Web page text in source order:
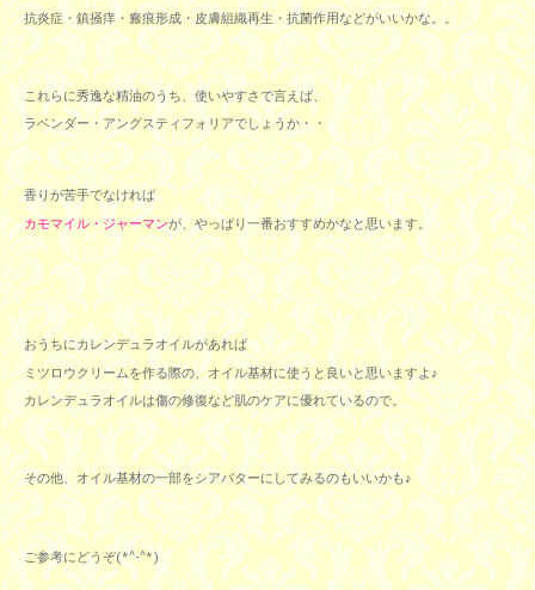
抗炎症・鎮掻痒・瘢痕形成・皮膚組織再生・抗菌作用などがいいかな。。
これらに秀逸な精油のうち、使いやすさで言えば、
ラベンダー・アングスティフォリアでしょうか・・
香りが苦手でなければ
カモマイル・ジャーマンが、やっぱり一番おすすめかなと思います。
おうちにカレンデュラオイルがあれば
ミツロウクリームを作る際の、オイル基材に使うと良いと思いますよ♪
カレンデュラオイルは傷の修復など肌のケアに優れているので。
その他、オイル基材の一部をシアバターにしてみるのもいいかも♪
ご参考にどうぞ(*^-^*)